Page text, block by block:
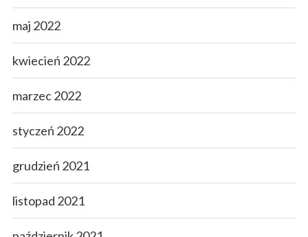
maj 2022
kwiecień 2022
marzec 2022
styczeń 2022
grudzień 2021
listopad 2021